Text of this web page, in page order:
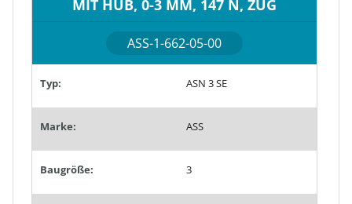
MIT HUB, 0-3 MM, 147 N, ZUG
ASS-1-662-05-00
Typ: ASN 3 SE
Marke: ASS
Baugröße: 3